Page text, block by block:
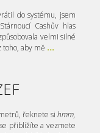
do systému, jsem
Cashův hlas
velmi silné
aby mě ...
řeknete si hmm,
přiblížíte a vezmete